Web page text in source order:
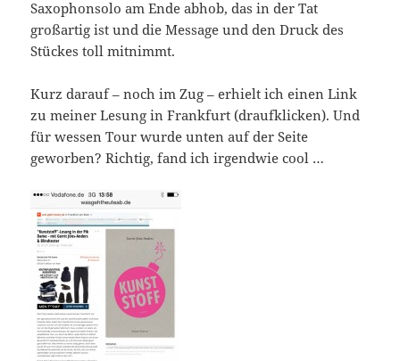
Saxophonsolo am Ende abhob, das in der Tat
großartig ist und die Message und den Druck des
Stückes toll mitnimmt.
Kurz darauf – noch im Zug – erhielt ich einen Link
zu meiner Lesung in Frankfurt (draufklicken). Und
für wessen Tour wurde unten auf der Seite
geworben? Richtig, fand ich irgendwie cool …